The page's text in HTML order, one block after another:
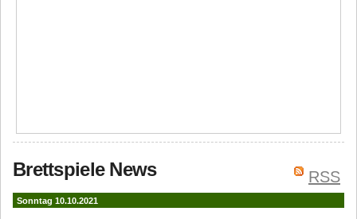
RSS
Brettspiele News
Sonntag 10.10.2021